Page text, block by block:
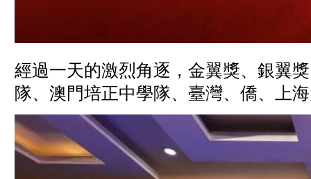
經過一天的激烈角逐，金翼獎、銀翼
隊、澳門培正中學隊、臺灣、僑、上